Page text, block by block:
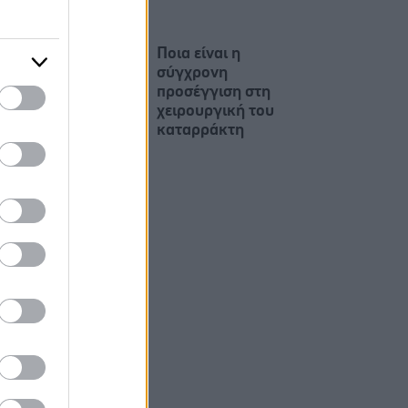
Ποια είναι η
σύγχρονη
προσέγγιση στη
χειρουργική του
καταρράκτη